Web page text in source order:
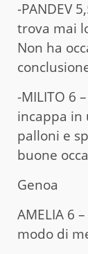
-PANDEV
trova mai
Non ha
-MILITO 6
incappa in
palloni e
buone
Genoa
AMELIA 6
modo di